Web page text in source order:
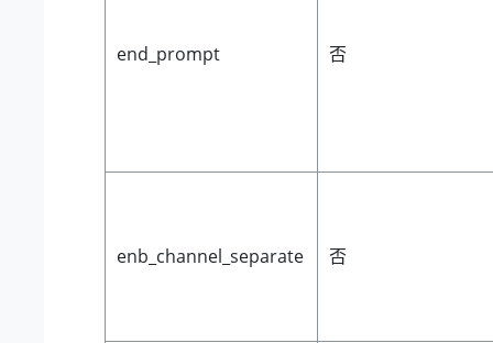
end_prompt 否
enb_channel_separate 否